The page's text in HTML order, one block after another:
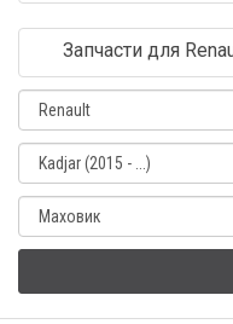
Запчасти для